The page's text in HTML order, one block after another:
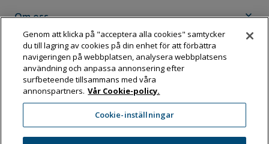
Om oss expand_more
Följ Dahl
Dahl Sverige AB
Box 11076, 161 11 BROMMA
Tel:08-583 595 00
Genom att klicka på "acceptera alla cookies" samtycker
du till lagring av cookies på din enhet för att förbättra
navigeringen på webbplatsen, analysera webbplatsens
användning och anpassa annonsering efter
surfbeteende tillsammans med våra
annonspartners. Vår Cookie-policy.
Cookie-inställningar